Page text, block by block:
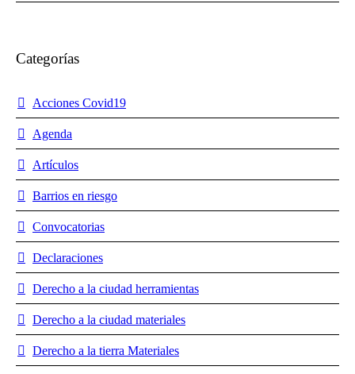
Categorías
Acciones Covid19
Agenda
Artículos
Barrios en riesgo
Convocatorias
Declaraciones
Derecho a la ciudad herramientas
Derecho a la ciudad materiales
Derecho a la tierra Materiales